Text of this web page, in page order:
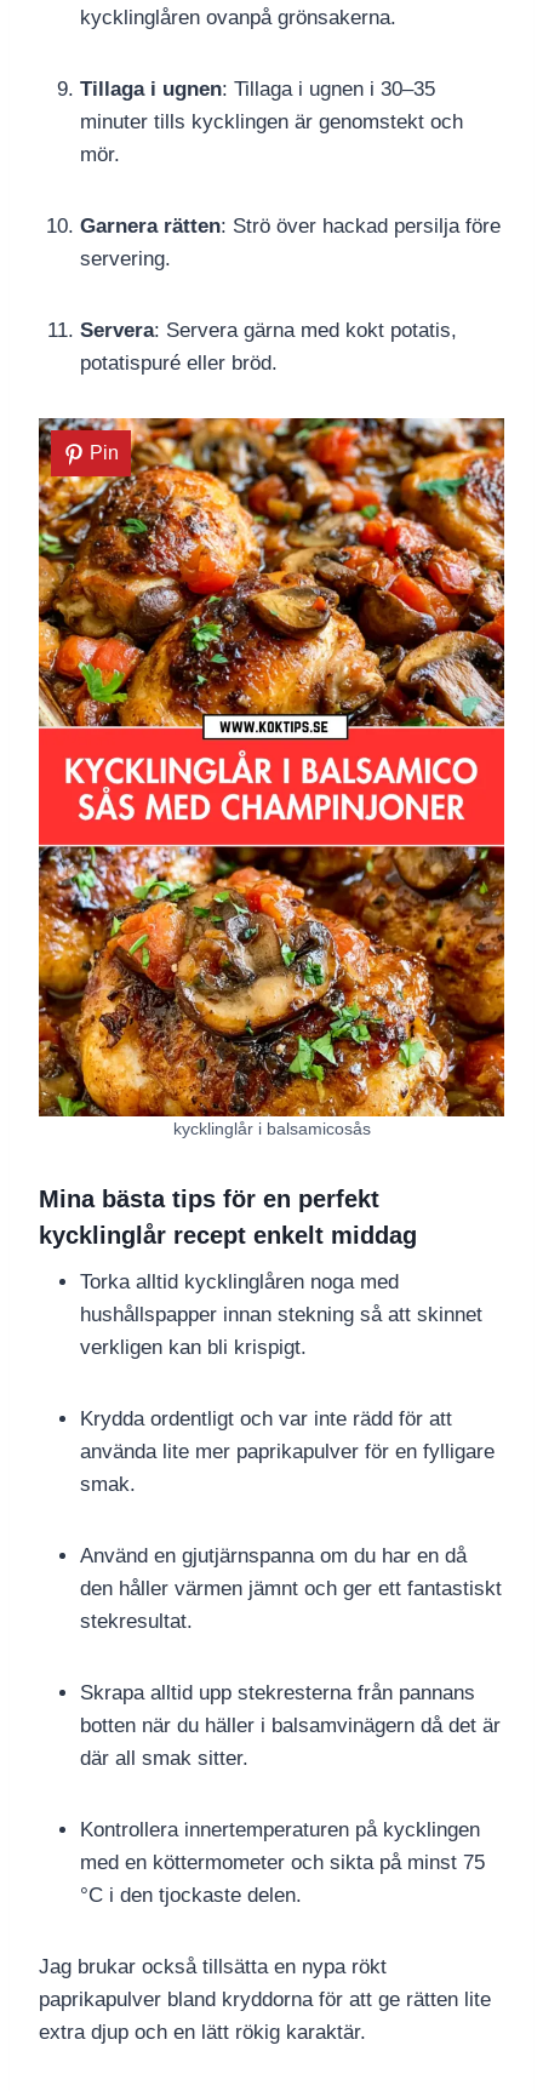
kycklinglåren ovanpå grönsakerna.
Tillaga i ugnen: Tillaga i ugnen i 30–35
minuter tills kycklingen är genomstekt och
mör.
Garnera rätten: Strö över hackad persilja före
servering.
Servera: Servera gärna med kokt potatis,
potatispuré eller bröd.
Pin
kycklinglår i balsamicosås
Mina bästa tips för en perfekt
kycklinglår recept enkelt middag
Torka alltid kycklinglåren noga med
hushållspapper innan stekning så att skinnet
verkligen kan bli krispigt.
Krydda ordentligt och var inte rädd för att
använda lite mer paprikapulver för en fylligare
smak.
Använd en gjutjärnspanna om du har en då
den håller värmen jämnt och ger ett fantastiskt
stekresultat.
Skrapa alltid upp stekresterna från pannans
botten när du häller i balsamvinägern då det är
där all smak sitter.
Kontrollera innertemperaturen på kycklingen
med en köttermometer och sikta på minst 75
°C i den tjockaste delen.
Jag brukar också tillsätta en nypa rökt
paprikapulver bland kryddorna för att ge rätten lite
extra djup och en lätt rökig karaktär.